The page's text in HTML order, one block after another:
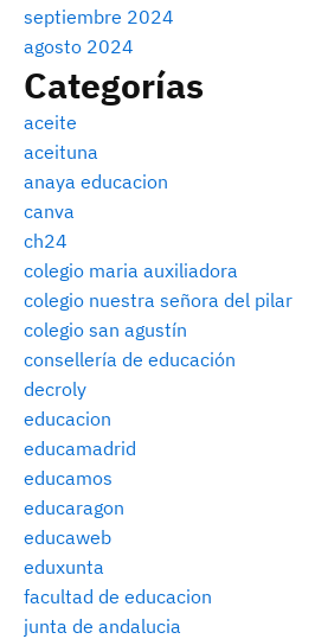
septiembre 2024
agosto 2024
Categorías
aceite
aceituna
anaya educacion
canva
ch24
colegio maria auxiliadora
colegio nuestra señora del pilar
colegio san agustín
consellería de educación
decroly
educacion
educamadrid
educamos
educaragon
educaweb
eduxunta
facultad de educacion
junta de andalucia